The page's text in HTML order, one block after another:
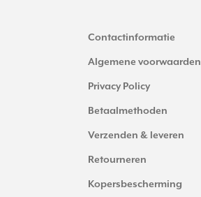
Contactinformatie
Algemene voorwaarden
Privacy Policy
Betaalmethoden
Verzenden & leveren
Retourneren
Kopersbescherming